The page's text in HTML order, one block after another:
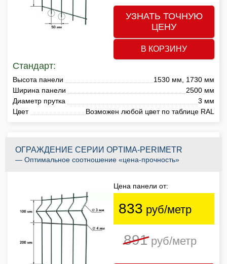
УЗНАТЬ ТОЧНУЮ
ЦЕНУ
В КОРЗИНУ
Стандарт:
Высота панели
1530 мм, 1730 мм
Ширина панели
2500 мм
Диаметр прутка
3 мм
Цвет
Возможен любой цвет по таблице RAL
ОГРАЖДЕНИЕ СЕРИИ OPTIMA-PERIMETR
— Оптимальное соотношение «цена-прочность»
Цена панели от:
833 руб/метр
891руб/метр